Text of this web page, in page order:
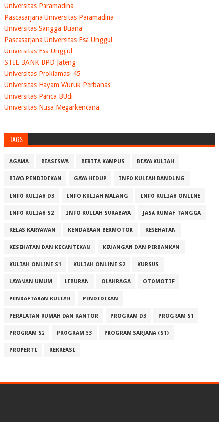
Universitas Paramadina
Pascasarjana Universitas Paramadina
Universitas Sangga Buana
Pascasarjana Universitas Esa Unggul
Universitas Esa Unggul
STIE BANK BPD Jateng
Universitas Proklamasi 45
Universitas Hayam Wuruk Perbanas
Universitas Panca BUdi
Universitas Nusa Megarkencana
TAGS
AGAMA BEASISWA BERITA KAMPUS BIAYA KULIAH
BIAYA PENDIDIKAN GAYA HIDUP INFO KULIAH BANDUNG
INFO KULIAH D3 INFO KULIAH MALANG INFO KULIAH ONLINE
INFO KULIAH S2 INFO KULIAH SURABAYA JASA RUMAH TANGGA
KELAS KARYAWAN KENDARAAN BERMOTOR KESEHATAN
KESEHATAN DAN KECANTIKAN KEUANGAN DAN PERBANKAN
KULIAH ONLINE S1 KULIAH ONLINE S2 KURSUS
LAYANAN UMUM LIBURAN OLAHRAGA OTOMOTIF
PENDAFTARAN KULIAH PENDIDIKAN
PERALATAN RUMAH DAN KANTOR PROGRAM D3 PROGRAM S1
PROGRAM S2 PROGRAM S3 PROGRAM SARJANA (S1)
PROPERTI REKREASI